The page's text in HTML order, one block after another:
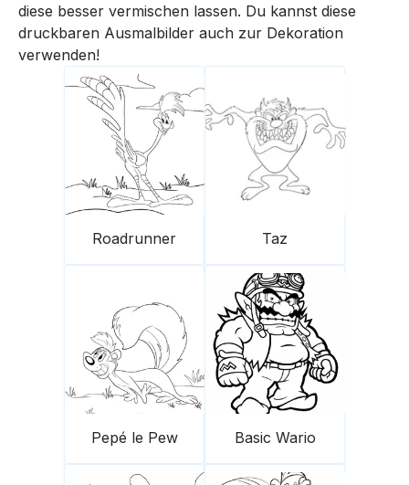
diese besser vermischen lassen. Du kannst diese
druckbaren Ausmalbilder auch zur Dekoration
verwenden!
Roadrunner Taz
Pepé le Pew Basic Wario